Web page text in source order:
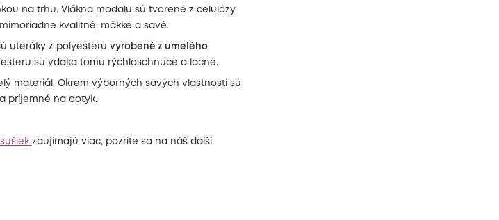
na trhu. Vlákna modalu sú tvorené z celulózy
kvalitné, mäkké a savé.
uteráky z polyesteruvyrobené z umelého
sú vďaka tomu rýchloschnúce a lacné.
materiál. Okrem výborných savých vlastností sú
príjemné na dotyk.
zaujímajú viac, pozrite sa na náš ďalší